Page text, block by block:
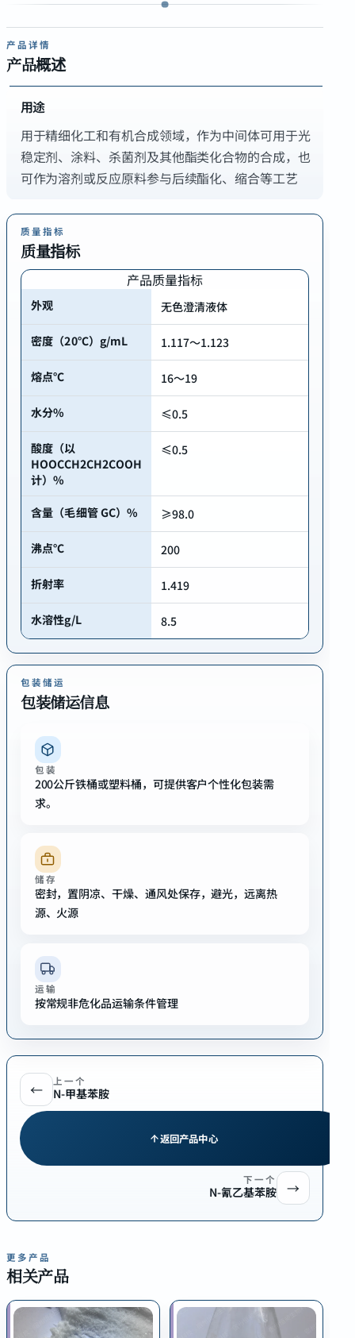
产品详情
产品概述
用途
用于精细化工和有机合成领域，作为中间体可用于光
稳定剂、涂料、杀菌剂及其他酯类化合物的合成，也
质量指标
质量指标
产品质量指标
外观 无色澄清液体
密度（20℃）g/mL 1.117～1.123
熔点℃ 16～19
水分% ≤0.5
酸度（以
HOOCCH2CH2COOH
计）%
≤0.5
含量（毛细管 GC）% ≥98.0
沸点℃ 200
折射率 1.419
水溶性g/L 8.5
包装储运
包装储运信息
包装
200公斤铁桶或塑料桶，可提供客户个性化包装需
求。
储存
密封，置阴凉、干燥、通风处保存，避光，远离热
源、火源
运输
按常规非危化品运输条件管理
← 上一个
N-甲基苯胺
返回产品中心
下一个
N-氰乙基苯胺 →
更多产品
相关产品